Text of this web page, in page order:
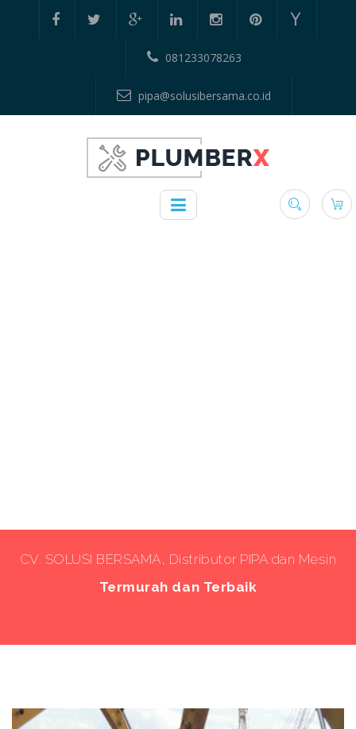
081233078263
pipa@solusibersama.co.id
CV. SOLUSI BERSAMA, Distributor PIPA dan Mesin
Termurah dan Terbaik